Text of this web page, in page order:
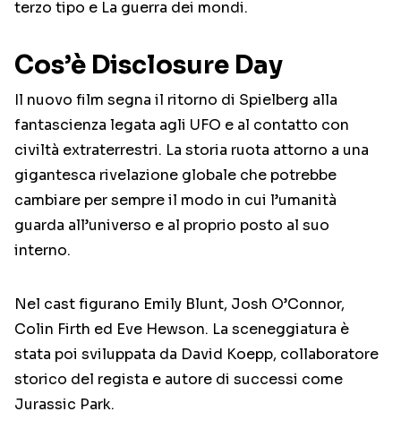
terzo tipo e La guerra dei mondi.
Cos’è Disclosure Day
Il nuovo film segna il ritorno di Spielberg alla
fantascienza legata agli UFO e al contatto con
civiltà extraterrestri. La storia ruota attorno a una
gigantesca rivelazione globale che potrebbe
cambiare per sempre il modo in cui l’umanità
guarda all’universo e al proprio posto al suo
interno.
Nel cast figurano Emily Blunt, Josh O’Connor,
Colin Firth ed Eve Hewson. La sceneggiatura è
stata poi sviluppata da David Koepp, collaboratore
storico del regista e autore di successi come
Jurassic Park.